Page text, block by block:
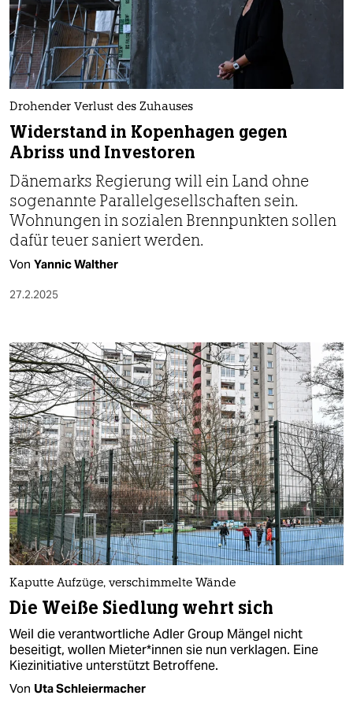
Drohender Verlust des Zuhauses
Widerstand in Kopenhagen gegen
Abriss und Investoren
Dänemarks Regierung will ein Land ohne
sogenannte Parallelgesellschaften sein.
Wohnungen in sozialen Brennpunkten sollen
dafür teuer saniert werden.
Von Yannic Walther
27.2.2025
Kaputte Aufzüge, verschimmelte Wände
Die Weiße Siedlung wehrt sich
Weil die verantwortliche Adler Group Mängel nicht
beseitigt, wollen Mie­te­r*in­nen sie nun verklagen. Eine
Kiezinitiative unterstützt Betroffene.
Von Uta Schleiermacher